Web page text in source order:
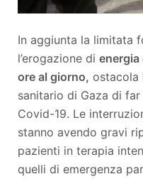
In aggiunta la limitata
l’erogazione di energia
ore al giorno, ostacola
sanitario di Gaza di
Covid-19. Le
stanno avendo gravi
pazienti in terapia
quelli di emergenza